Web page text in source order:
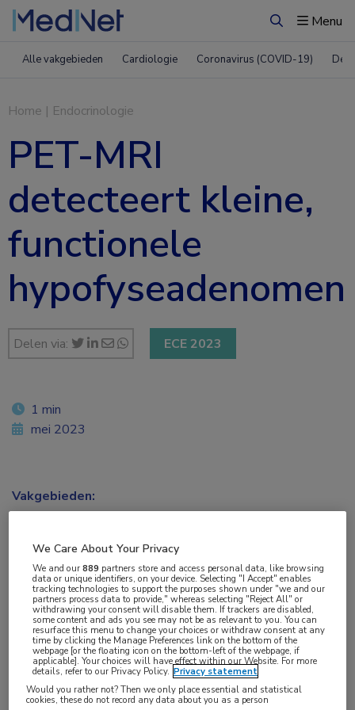
ZoekenMenu
Alle vakgebieden Cardiologie Coronavirus (COVID-19)
Home | Endocrinologie
PET-MRI
detecteert kleine,
functionele
hypofyseadenomen
Delen via: ECE 2023
O-(2-[18 F]-fluoroethyl)-L-tyrosine ([18F]FET)
1 min
mei 2023
Vakgebieden:
Endocrinologie,Neurologie,Oncologie
Aandachtsgebieden:
Chirurgie,Neuro-oncologie
Tags:
acromegalie,adenoom,cushingsyndroom,PET
We Care About Your Privacy
We and our889 partners store and access personal data, like browsing
data or unique identifiers, on your device. Selecting "I Accept" enables
tracking technologies to support the purposes shown under "we and our
partners process data to provide," whereas selecting "Reject All" or
withdrawing your consent will disable them. If trackers are disabled,
some content and ads you see may not be as relevant to you. You can
resurface this menu to change your choices or withdraw consent at any
time by clicking the Manage Preferences link on the bottom of the
webpage [or the floating icon on the bottom-left of the webpage, if
applicable]. Your choices will have effect within our Website. For more
details, refer to our Privacy Policy. Privacy statement
Would you rather not? Then we only place essential and statistical
cookies, these do not record any data about you as a person